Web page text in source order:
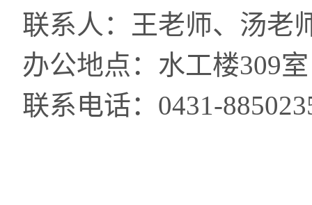
联系人：王老师、汤老
办公地点：水工楼309室
联系电话：0431-